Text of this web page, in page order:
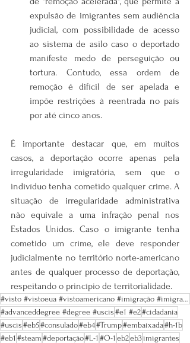
expulsão de imigrantes sem audiência
judicial, com possibilidade de acesso
ao sistema de asilo caso o deportado
manifeste medo de perseguição ou
tortura. Contudo, essa ordem de
remoção é difícil de ser apelada e
impõe restrições à reentrada no país
por até cinco anos.
É importante destacar que, em muitos
casos, a deportação ocorre apenas pela
irregularidade imigratória, sem que o
indivíduo tenha cometido qualquer crime. A
situação de irregularidade administrativa
não equivale a uma infração penal nos
Estados Unidos. Caso o imigrante tenha
cometido um crime, ele deve responder
judicialmente no território norte-americano
antes de qualquer processo de deportação,
respeitando o princípio de territorialidade.
#visto #vistoeua #vistoamericano #imigração #imigrareua #trabalhonoseua #vistosamericanos #greencard
#advanceddegree #degree #uscis #e1 #e2#cidadania
#uscis #eb5#consulado#eb4#Trump#embaixada#h-1b
#eb1 #steam #deportação#L-1 #O-1 eb2eb3 imigrantes